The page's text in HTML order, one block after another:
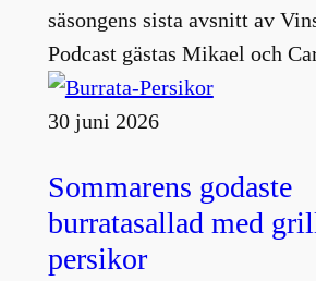
säsongens sista avsnitt av
Podcast gästas Mikael och
30 juni 2026
Sommarens godaste
burratasallad med
persikor